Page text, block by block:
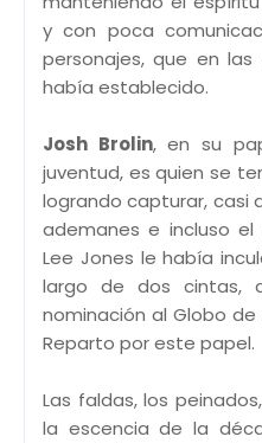
y con poca
personajes, que en
había establecido.
Josh Brolin, en su
juventud, es quien se
logrando capturar, casi
ademanes e incluso
Lee Jones le había
largo de dos cintas,
nominación al Globo
Reparto por este papel.
Las faldas, los
la escencia de la